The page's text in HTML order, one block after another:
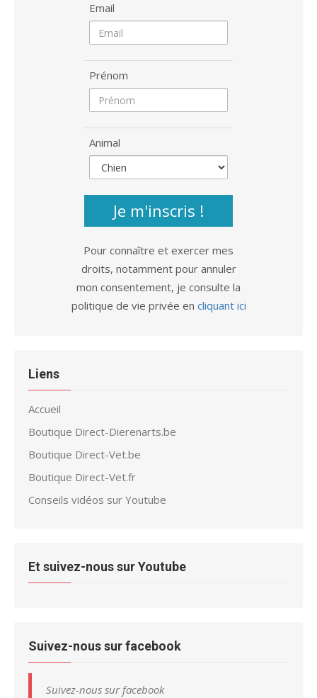
Email
Prénom
Animal
Je m'inscris !
Pour connaître et exercer mes
droits, notamment pour annuler
mon consentement, je consulte la
politique de vie privée en cliquant ici
Liens
Accueil
Boutique Direct-Dierenarts.be
Boutique Direct-Vet.be
Boutique Direct-Vet.fr
Conseils vidéos sur Youtube
Et suivez-nous sur Youtube
Suivez-nous sur facebook
Suivez-nous sur facebook